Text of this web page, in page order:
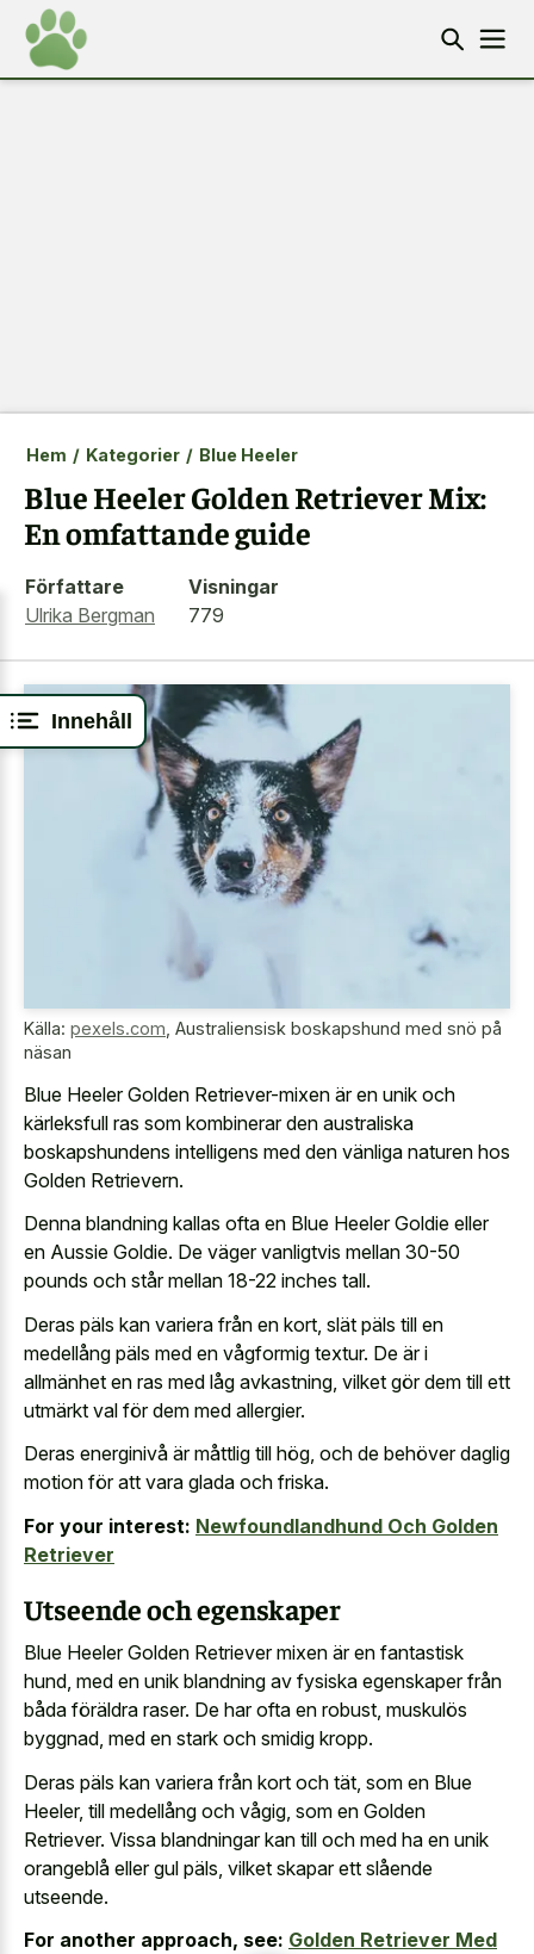
Innehåll
Hem / Kategorier / Blue Heeler
Blue Heeler Golden Retriever Mix:
En omfattande guide
Författare
Ulrika Bergman
Visningar
779
Källa: pexels.com Australiensisk boskapshund med snö på
näsan
Blue Heeler Golden Retriever-mixen är en unik och
kärleksfull ras som kombinerar den australiska
boskapshundens intelligens med den vänliga naturen hos
Golden Retrievern.
Denna blandning kallas ofta en Blue Heeler Goldie eller
en Aussie Goldie. De väger vanligtvis mellan 30-50
pounds och står mellan 18-22 inches tall.
Deras päls kan variera från en kort, slät päls till en
medellång päls med en vågformig textur. De är i
allmänhet en ras med låg avkastning, vilket gör dem till ett
utmärkt val för dem med allergier.
Deras energinivå är måttlig till hög, och de behöver daglig
motion för att vara glada och friska.
For your interest: Newfoundlandhund Och Golden
Retriever
Utseende och egenskaper
Blue Heeler Golden Retriever mixen är en fantastisk
hund, med en unik blandning av fysiska egenskaper från
båda föräldra raser. De har ofta en robust, muskulös
byggnad, med en stark och smidig kropp.
Deras päls kan variera från kort och tät, som en Blue
Heeler, till medellång och vågig, som en Golden
Retriever. Vissa blandningar kan till och med ha en unik
orangeblå eller gul päls, vilket skapar ett slående
utseende.
For another approach, see: Golden Retriever Med